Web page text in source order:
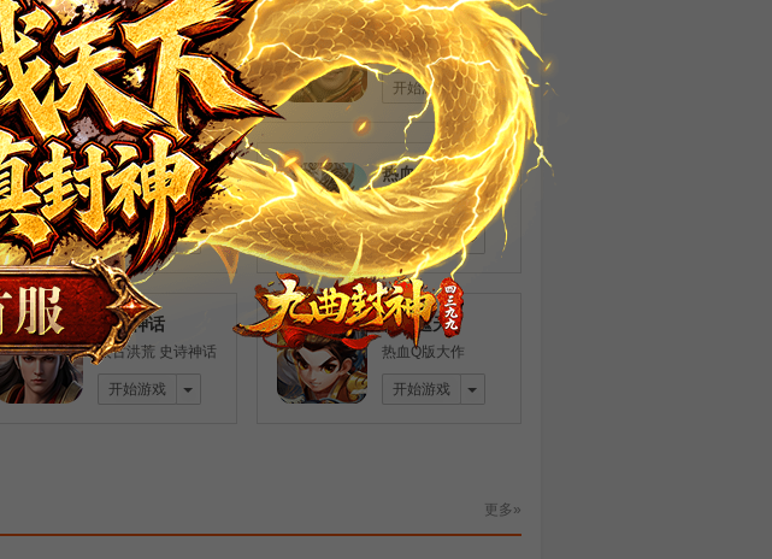
星神纪元
神魔纷争 召唤星灵
开始游戏
原始传奇
原汁原味 经典复古
开始游戏
梦回江湖
必玩道士 骷髅强势
开始游戏
热血三国
好玩的策略游戏
开始游戏
洪荒神话
太古洪荒 史诗神话
开始游戏
神魔遮天
热血Q版大作
开始游戏
更多»